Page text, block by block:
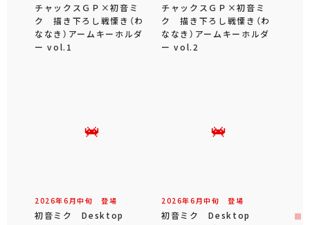
チャックスＧＰ×初音ミ
ク 描き下ろし戦慄き（わ
ななき）アームキーホルダ
ー vol.1
チャックスＧＰ×初音ミ
ク 描き下ろし戦慄き（わ
ななき）アームキーホルダ
ー vol.2
2026年6 月中旬 登場
初音ミク Desktop
2026年6 月中旬 登場
初音ミク Desktop